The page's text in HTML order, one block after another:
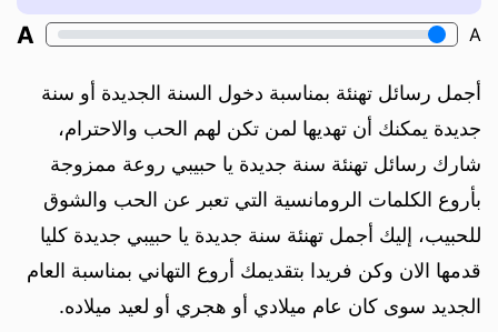
A
A
أجمل رسائل تهنئة بمناسبة دخول السنة الجديدة أو سنة
جديدة يمكنك أن تهديها لمن تكن لهم الحب والاحترام،
شارك رسائل تهنئة سنة جديدة يا حبيبي روعة ممزوجة
بأروع الكلمات الرومانسية التي تعبر عن الحب والشوق
للحبيب، إليك أجمل تهنئة سنة جديدة يا حبيبي جديدة كليا
قدمها الان وكن فريدا بتقديمك أروع التهاني بمناسبة العام
الجديد سوى كان عام ميلادي أو هجري أو لعيد ميلاده.